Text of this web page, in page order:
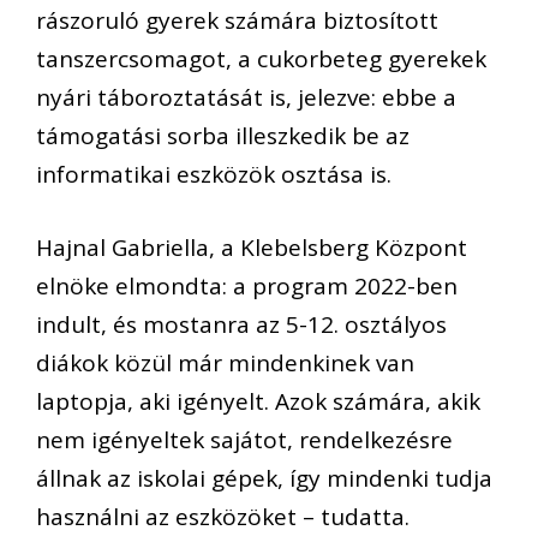
rászoruló gyerek számára biztosított
tanszercsomagot, a cukorbeteg gyerekek
nyári táboroztatását is, jelezve: ebbe a
támogatási sorba illeszkedik be az
informatikai eszközök osztása is.
Hajnal Gabriella, a Klebelsberg Központ
elnöke elmondta: a program 2022-ben
indult, és mostanra az 5-12. osztályos
diákok közül már mindenkinek van
laptopja, aki igényelt. Azok számára, akik
nem igényeltek sajátot, rendelkezésre
állnak az iskolai gépek, így mindenki tudja
használni az eszközöket – tudatta.